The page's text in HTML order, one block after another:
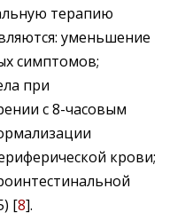
терапию
уменьшение
симптомов;
при
с 8-часовым
крови;
[8].